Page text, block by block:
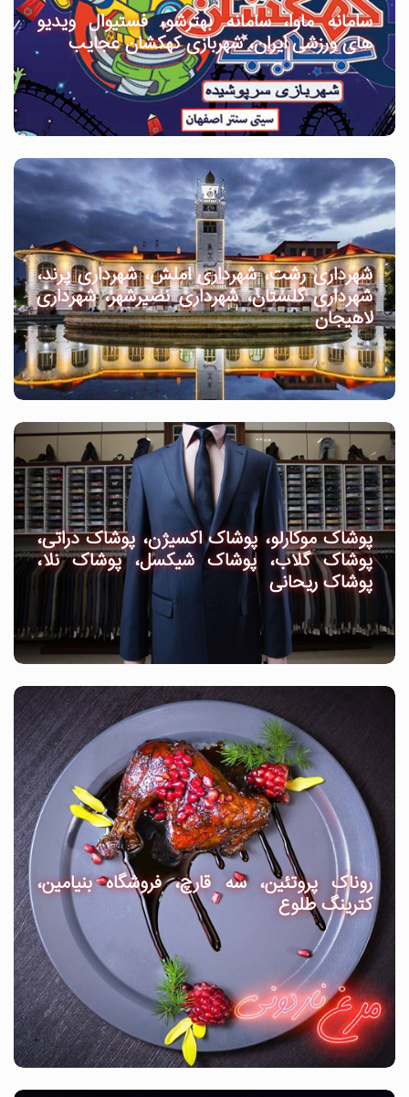
سامانه ماوا، سامانه بهترشو، فستیوال ویدیو
های ورزشی ایران، شهربازی کهکشان عجایب
شهرداری رشت، شهرداری املش، شهرداری پرند،
شهرداری گلستان، شهرداری نصیرشهر، شهرداری
لاهیجان
پوشاک موکارلو، پوشاک اکسیژن، پوشاک دراتی،
پوشاک گلاب، پوشاک شیکسل، پوشاک نلا،
پوشاک ریحانی
روناک پروتئین، سه قارچ، فروشگاه بنیامین،
کترینگ طلوع